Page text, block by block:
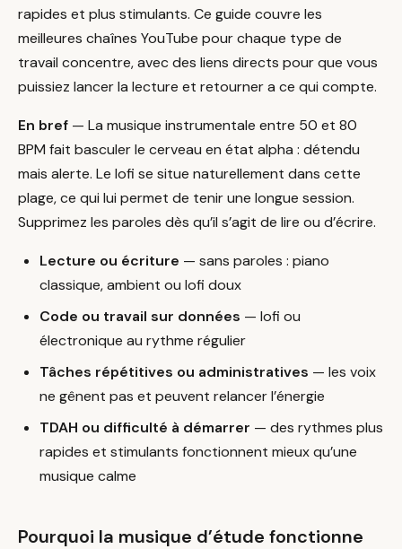
rapides et plus stimulants. Ce guide couvre les
meilleures chaînes YouTube pour chaque type de
travail concentre, avec des liens directs pour que vous
puissiez lancer la lecture et retourner a ce qui compte.
En bref — La musique instrumentale entre 50 et 80
BPM fait basculer le cerveau en état alpha : détendu
mais alerte. Le lofi se situe naturellement dans cette
plage, ce qui lui permet de tenir une longue session.
Supprimez les paroles dès qu’il s’agit de lire ou d’écrire.
Lecture ou écriture — sans paroles : piano
classique, ambient ou lofi doux
Code ou travail sur données — lofi ou
électronique au rythme régulier
Tâches répétitives ou administratives — les voix
ne gênent pas et peuvent relancer l’énergie
TDAH ou difficulté à démarrer — des rythmes plus
rapides et stimulants fonctionnent mieux qu’une
musique calme
Pourquoi la musique d’étude fonctionne